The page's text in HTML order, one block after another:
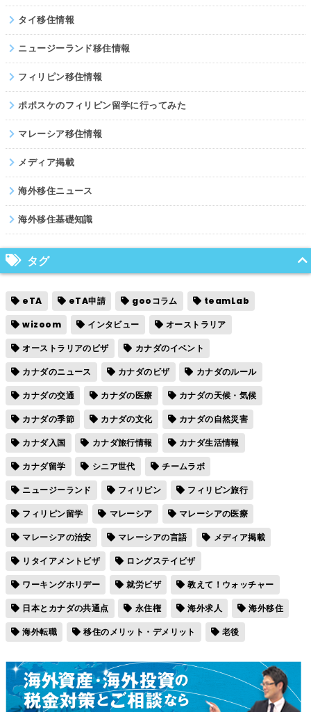
タイ移住情報
ニュージーランド移住情報
フィリピン移住情報
ポポスケのフィリピン留学に行ってみた
マレーシア移住情報
メディア掲載
海外移住ニュース
海外移住基礎知識
タグ
eTA eTA申請 gooコラム
teamLab
wizoom
インタビュー
オーストラリア
オーストラリアのビザ
カナダのイベント
カナダのニュース
カナダのビザ
カナダのルール
カナダの交通
カナダの医療
カナダの天候・気候
カナダの季節
カナダの文化
カナダの自然災害
カナダ入国
カナダ旅行情報
カナダ生活情報
カナダ留学
シニア世代
チームラボ
ニュージーランド
フィリピン
フィリピン旅行
フィリピン留学
マレーシア
マレーシアの医療
マレーシアの治安
マレーシアの言語
メディア掲載
リタイアメントビザ
ロングステイビザ
ワーキングホリデー
就労ビザ
教えて！ウォッチャー
日本とカナダの共通点
永住権 海外求人
海外移住
海外転職
移住のメリット・デメリット 老後